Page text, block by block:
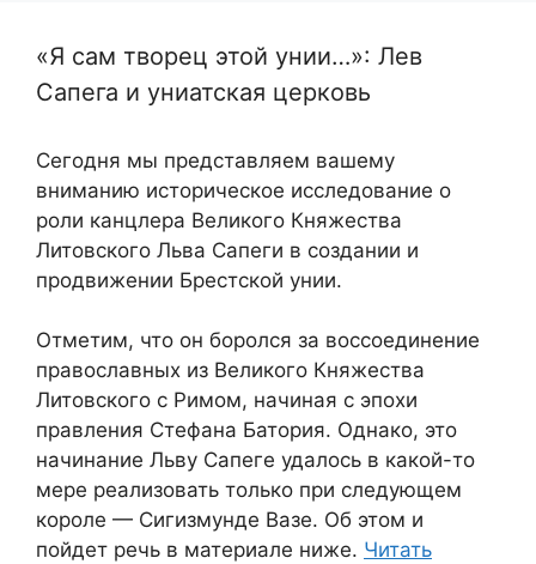
«Я сам творец этой унии…»: Лев
Сапега и униатская церковь
Сегодня мы представляем вашему
вниманию историческое исследование о
роли канцлера Великого Княжества
Литовского Льва Сапеги в создании и
продвижении Брестской унии.
Отметим, что он боролся за воссоединение
православных из Великого Княжества
Литовского с Римом, начиная с эпохи
правления Стефана Батория. Однако, это
начинание Льву Сапеге удалось в какой-то
мере реализовать только при следующем
короле — Сигизмунде Вазе. Об этом и
пойдет речь в материале ниже. Читать